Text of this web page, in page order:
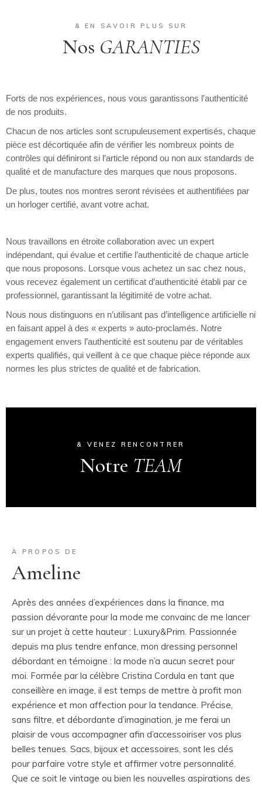
& EN SAVOIR PLUS SUR
Nos GARANTIES
Forts de nos expériences, nous vous garantissons l’authenticité
de nos produits.
Chacun de nos articles sont scrupuleusement expertisés, chaque
pièce est décortiquée afin de vérifier les nombreux points de
contrôles qui définiront si l’article répond ou non aux standards de
qualité et de manufacture des marques que nous proposons.
De plus, toutes nos montres seront révisées et authentifiées par
un horloger certifié, avant votre achat.
Nous travaillons en étroite collaboration avec un expert
indépendant, qui évalue et certifie l’authenticité de chaque article
que nous proposons. Lorsque vous achetez un sac chez nous,
vous recevez également un certificat d’authenticité établi par ce
professionnel, garantissant la légitimité de votre achat.
Nous nous distinguons en n’utilisant pas d’intelligence artificielle ni
en faisant appel à des « experts » auto-proclamés. Notre
engagement envers l’authenticité est soutenu par de véritables
experts qualifiés, qui veillent à ce que chaque pièce réponde aux
normes les plus strictes de qualité et de fabrication.
& VENEZ RENCONTRER
Notre TEAM
À PROPOS DE
Ameline
Après des années d’expériences dans la finance, ma
passion dévorante pour la mode me convainc de me lancer
sur un projet à cette hauteur : Luxury&Prim. Passionnée
depuis ma plus tendre enfance, mon dressing personnel
débordant en témoigne : la mode n’a aucun secret pour
moi. Formée par la célèbre Cristina Cordula en tant que
conseillère en image, il est temps de mettre à profit mon
expérience et mon affection pour la tendance. Précise,
sans filtre, et débordante d’imagination, je me ferai un
plaisir de vous accompagner afin d’accessoiriser vos plus
belles tenues. Sacs, bijoux et accessoires, sont les clés
pour parfaire votre style et affirmer votre personnalité.
Que ce soit le vintage ou bien les nouvelles aspirations des